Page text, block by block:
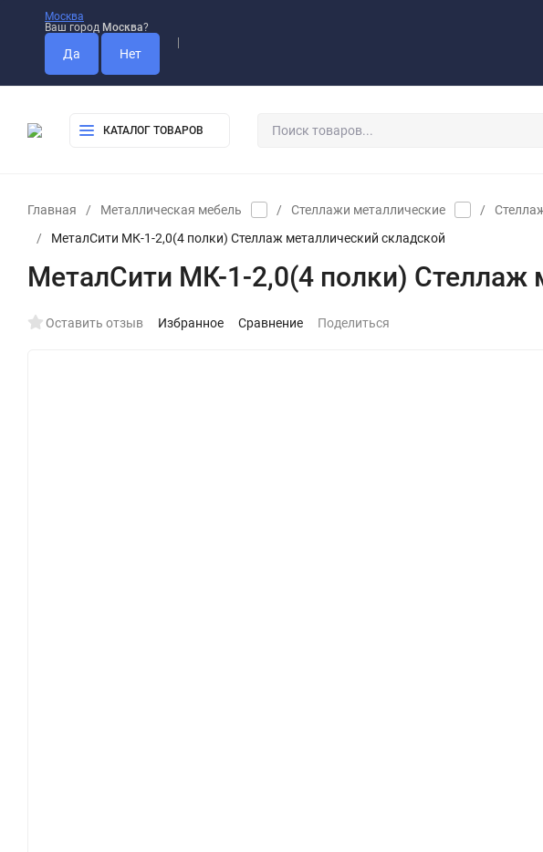
Москва
Ваш город Москва?
КАТАЛОГ ТОВАРОВ
Главная / Металлическая мебель / Стеллажи металлические /
/
МеталСити МК-1-2,0(4 полки) Стеллаж металлический складской
МеталСити МК-1-2,0(4 полки) Стеллаж
Оставить отзыв Избранное Сравнение Поделиться